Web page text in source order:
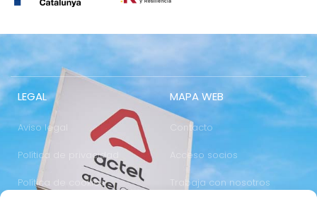
LEGAL
Aviso legal
Política de privacidad
Política de cookies
MAPA WEB
Contacto
Acceso socios
Trabaja con nosotros